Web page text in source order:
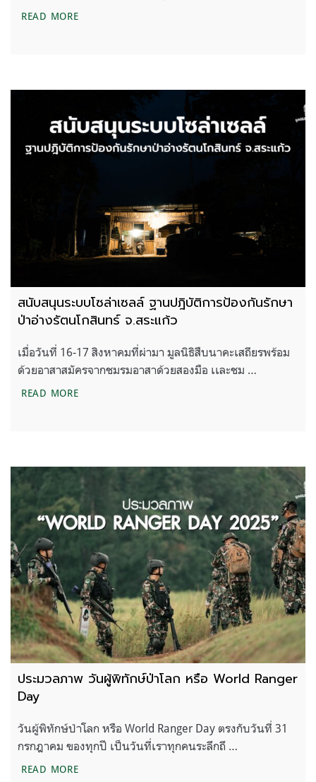
READ MOREโรงเรียนนักเดินป่า หลักสูตรขั้นกลาง รุ่นที่ 1 อุทยาน
สนับสนุนระบบโซล่าเซลล์ ฐานปฎิบัติการป้องกันรักษา
ป่าอ่างรัตนโกสินทร์ จ.สระแก้ว
เมื่อวันที่ 16-17 สิงหาคมที่ผ่ามา มูลนิธิสืบนาคะเสถียรพร้อม
ด้วยอาสาสมัครจากชมรมอาสาด้วยสองมือ เเละชม …
READ MOREสนับสนุนระบบโซล่าเซลล์ ฐานปฎิบัติการป้องกันรักษา
ประมวลภาพ วันผู้พิทักษ์ป่าโลก หรือ World Ranger
Day
วันผู้พิทักษ์ป่าโลก หรือ World Ranger Day ตรงกับวันที่ 31
กรกฎาคม ของทุกปี เป็นวันที่เราทุกคนระลึกถึ …
READ MOREประมวลภาพ วันผู้พิทักษ์ป่าโลก หรือ WORLD